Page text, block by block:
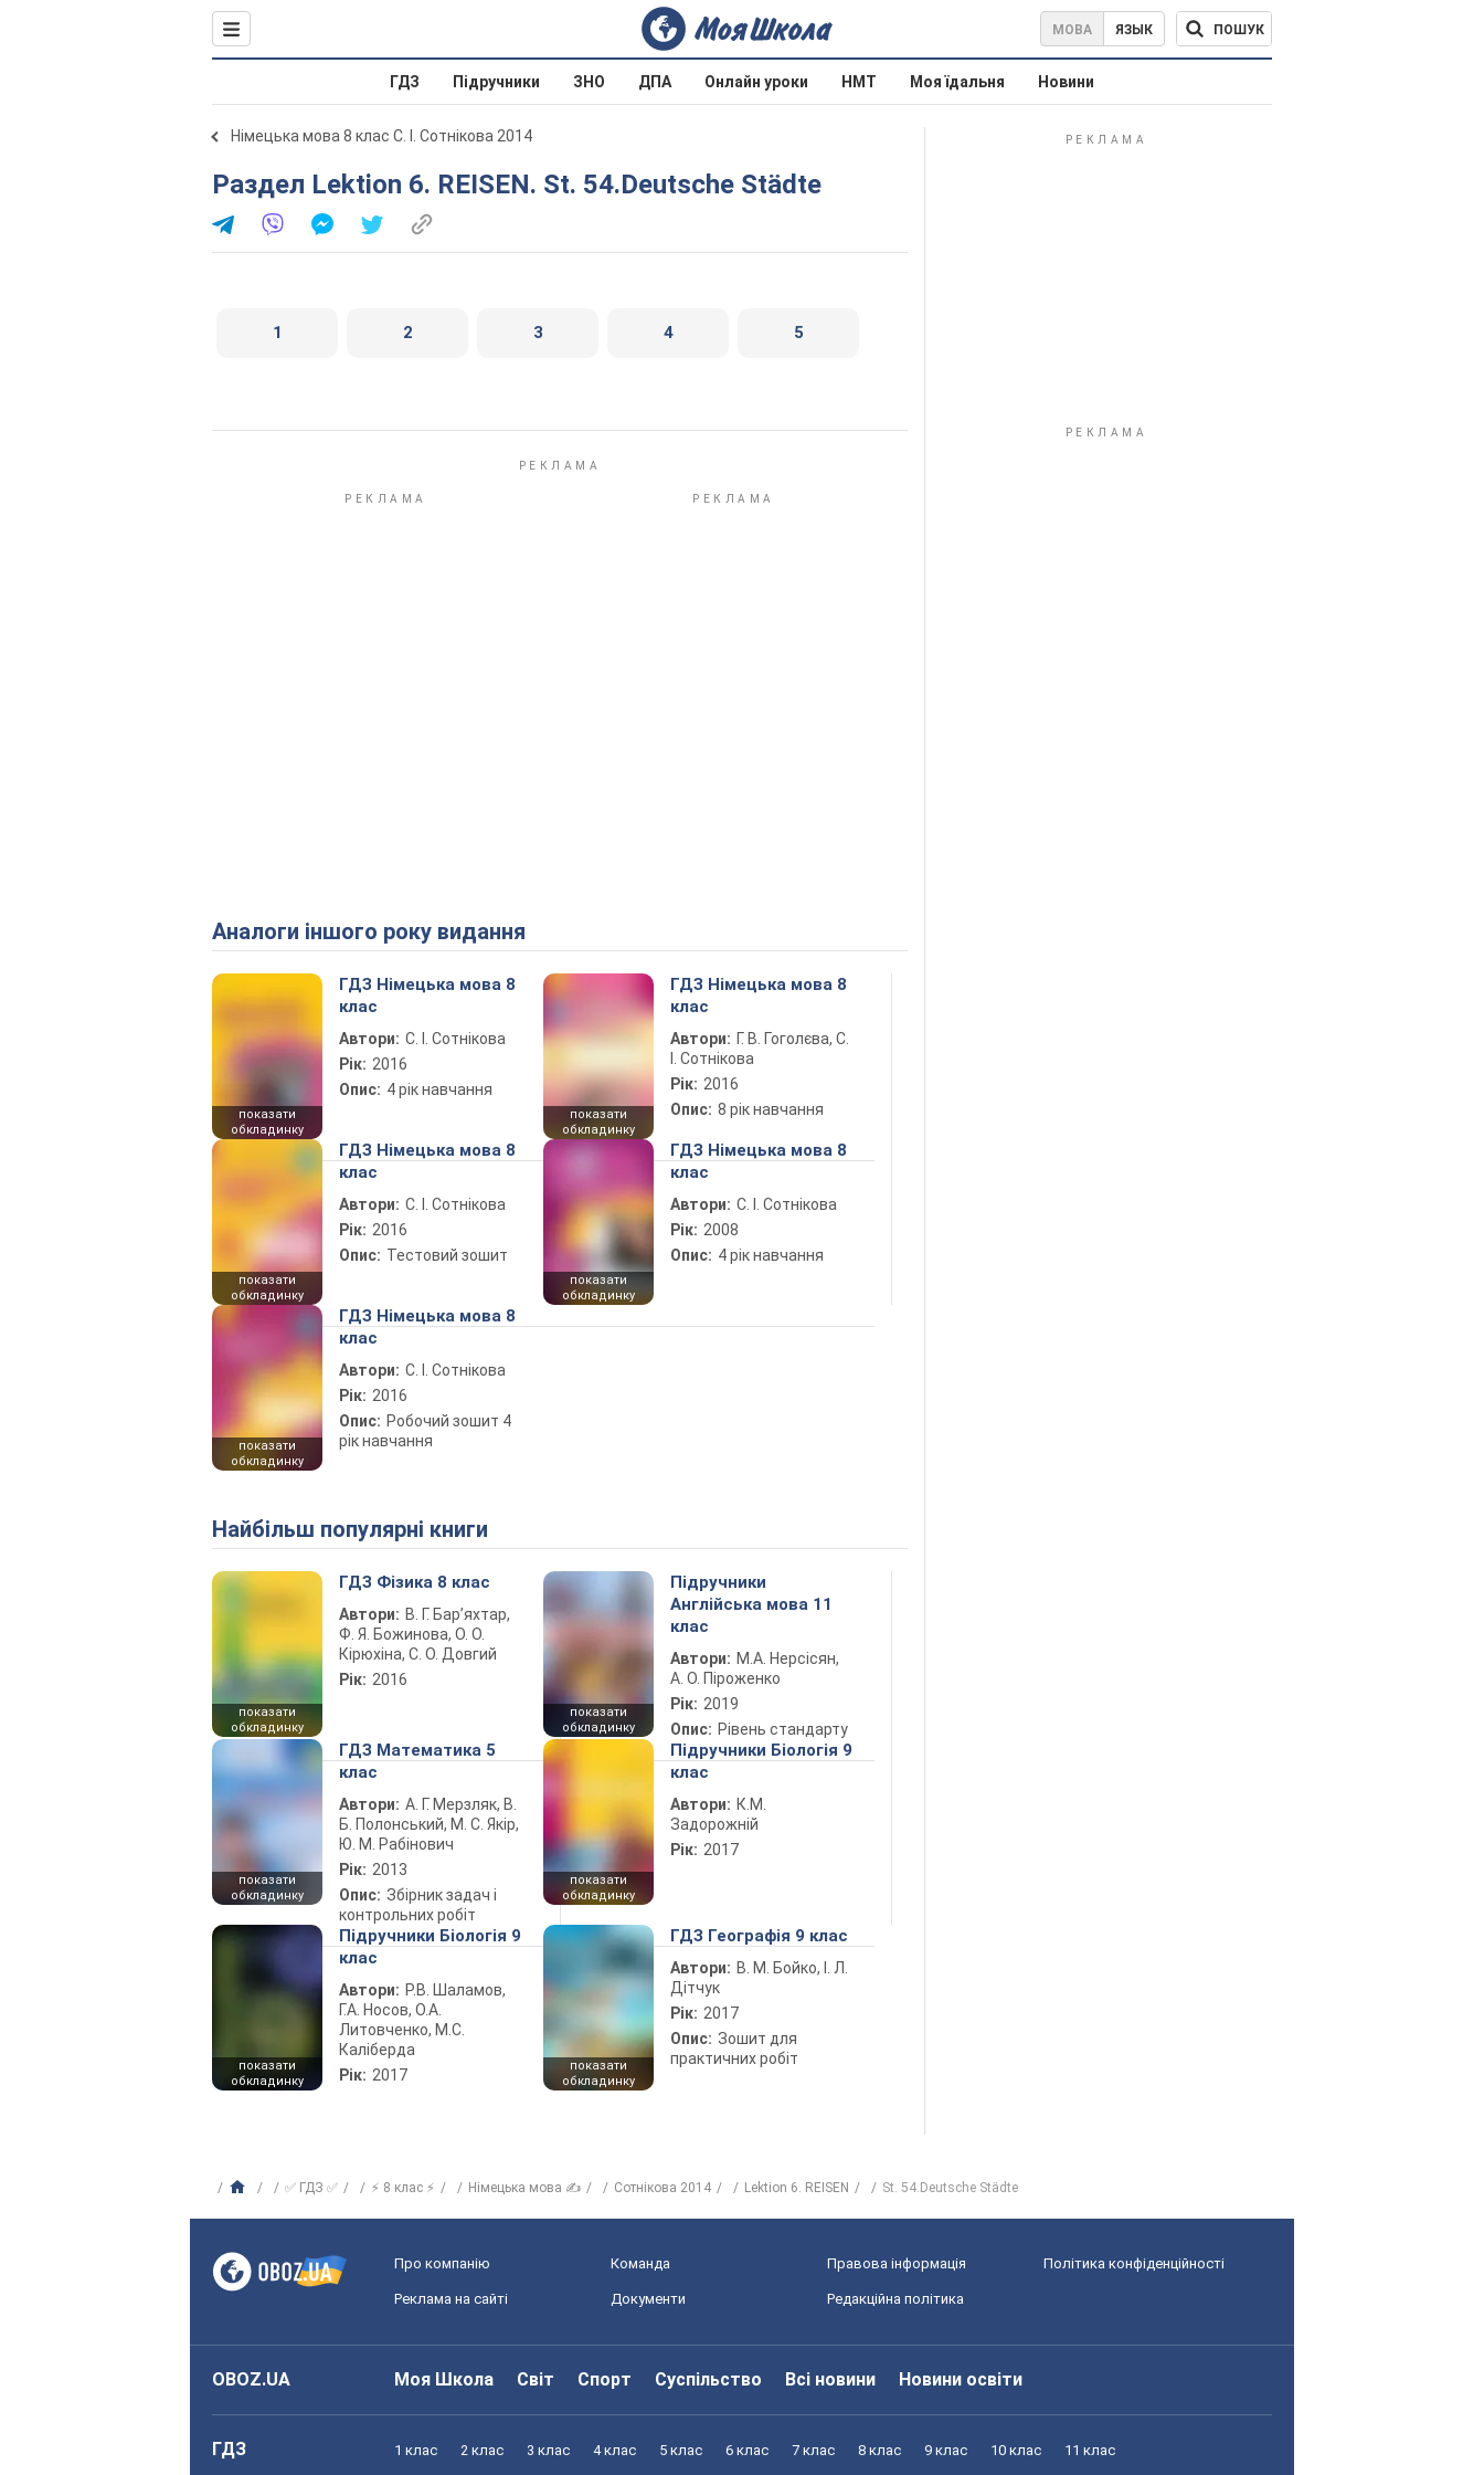
МОВА ЯЗЫК ПОШУК
ГДЗ Підручники ЗНО ДПА Онлайн уроки НМТ Моя їдальня Новини
Німецька мова 8 клас С. І. Сотнікова 2014
Раздел Lektion 6. REISEN. St. 54.Deutsche Städte
1 2 3 4 5
Аналоги іншого року видання
показати
обкладинку
ГДЗ Німецька мова 8
клас
Автори: С. І. Сотнікова
Рік: 2016
Опис: 4 рік навчання
показати
обкладинку
ГДЗ Німецька мова 8
клас
Автори: Г. В. Гоголєва, С.
І. Сотнікова
Рік: 2016
Опис: 8 рік навчання
показати
обкладинку
ГДЗ Німецька мова 8
клас
Автори: С. І. Сотнікова
Рік: 2016
Опис: Тестовий зошит
показати
обкладинку
ГДЗ Німецька мова 8
клас
Автори: С. І. Сотнікова
Рік: 2008
Опис: 4 рік навчання
показати
обкладинку
ГДЗ Німецька мова 8
клас
Автори: С. І. Сотнікова
Рік: 2016
Опис: Робочий зошит 4
рік навчання
Найбільш популярні книги
показати
обкладинку
ГДЗ Фізика 8 клас
Автори: В. Г. Бар’яхтар,
Ф. Я. Божинова, О. О.
Кірюхіна, С. О. Довгий
Рік: 2016
показати
обкладинку
Підручники
Англійська мова 11
клас
Автори: М.А. Нерсісян,
А. О. Піроженко
Рік: 2019
Опис: Рівень стандарту
показати
обкладинку
ГДЗ Математика 5
клас
Автори: А. Г. Мерзляк, В.
Б. Полонський, М. С. Якір,
Ю. М. Рабінович
Рік: 2013
Опис: Збірник задач і
контрольних робіт
показати
обкладинку
Підручники Біологія 9
клас
Автори: К.М.
Задорожній
Рік: 2017
показати
обкладинку
Підручники Біологія 9
клас
Автори: Р.В. Шаламов,
Г.А. Носов, О.А.
Литовченко, М.С.
Каліберда
Рік: 2017
показати
обкладинку
ГДЗ Географія 9 клас
Автори: В. М. Бойко, І. Л.
Дітчук
Рік: 2017
Опис: Зошит для
практичних робіт
✅ ГДЗ ✅ ⚡ 8 клас ⚡ Німецька мова ✍ Сотнікова 2014 Lektion 6. REISEN St. 54.Deutsche Städte
Про компанію Команда Правова інформація Політика конфіденційності
Реклама на сайті Документи Редакційна політика
OBOZ.UA Моя Школа Світ Спорт Суспільство Всі новини Новини освіти
ГДЗ 1 клас 2 клас 3 клас 4 клас 5 клас 6 клас 7 клас 8 клас 9 клас 10 клас 11 клас